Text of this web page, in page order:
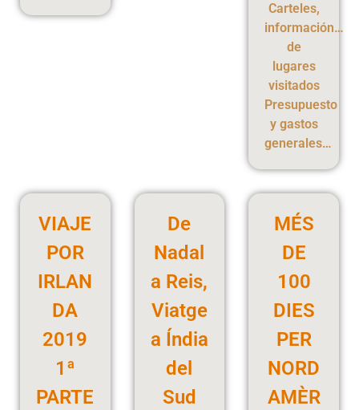
Carteles,
información…
de
lugares
visitados
Presupuesto
y gastos
generales…
VIAJE
POR
IRLAN
DA
2019
1ª
PARTE
De
Nadal
a Reis,
Viatge
a Índia
del
Sud
MÉS
DE
100
DIES
PER
NORD
AMÈR